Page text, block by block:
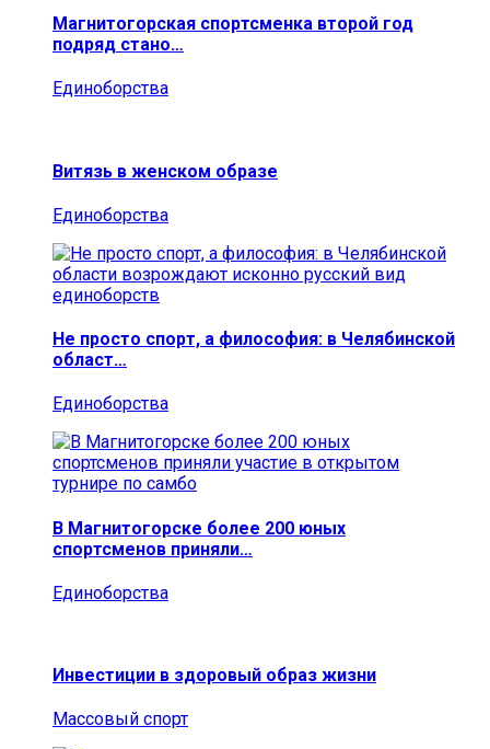
Магнитогорская спортсменка второй год
подряд стано…
Единоборства
Витязь в женском образе
Единоборства
Не просто спорт, а философия: в Челябинской
област…
Единоборства
В Магнитогорске более 200 юных
спортсменов приняли…
Единоборства
Инвестиции в здоровый образ жизни
Массовый спорт